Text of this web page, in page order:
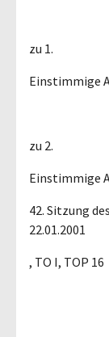
zu 1.
Einstimmige
zu 2.
Einstimmige
42. Sitzung
22.01.2001
, TO I, TOP 16